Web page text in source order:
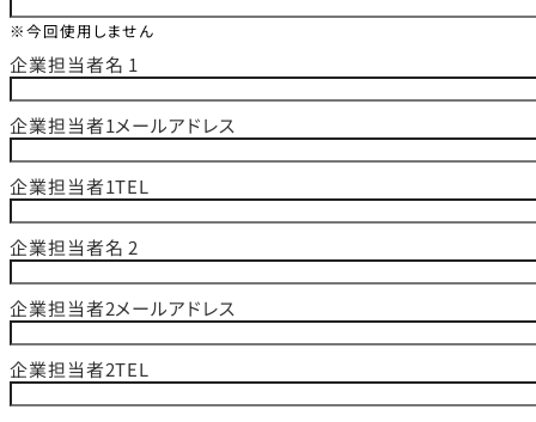
※今回使用しません
企業担当者名 1
企業担当者1メールアドレス
企業担当者1TEL
企業担当者名 2
企業担当者2メールアドレス
企業担当者2TEL